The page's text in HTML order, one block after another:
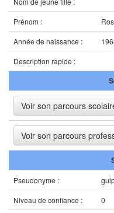
Prénom :
Année de naissance :
Description rapide :
Voir son parcours
Voir son parcours
Pseudonyme :
Niveau de confiance :
0